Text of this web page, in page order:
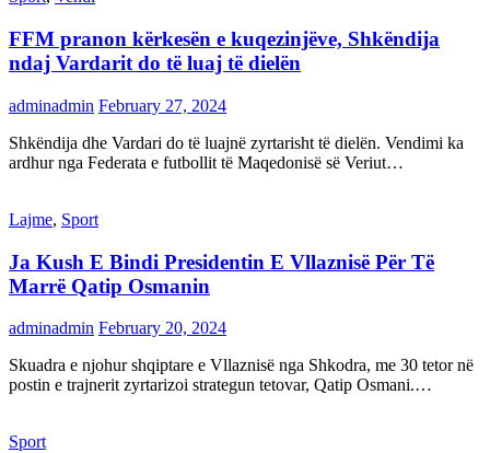
FFM pranon kërkesën e kuqezinjëve, Shkëndija
ndaj Vardarit do të luaj të dielën
adminadmin February 27, 2024
Shkëndija dhe Vardari do të luajnë zyrtarisht të dielën. Vendimi ka
ardhur nga Federata e futbollit të Maqedonisë së Veriut…
Lajme, Sport
Ja Kush E Bindi Presidentin E Vllaznisë Për Të
Marrë Qatip Osmanin
adminadmin February 20, 2024
Skuadra e njohur shqiptare e Vllaznisë nga Shkodra, me 30 tetor në
postin e trajnerit zyrtarizoi strategun tetovar, Qatip Osmani.…
Sport